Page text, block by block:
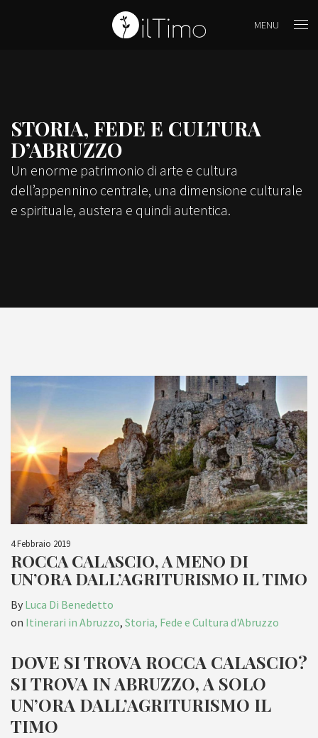
MENU
STORIA, FEDE E CULTURA
D’ABRUZZO
Un enorme patrimonio di arte e cultura
dell’appennino centrale, una dimensione culturale
e spirituale, austera e quindi autentica.
4 Febbraio 2019
ROCCA CALASCIO, A MENO DI
UN’ORA DALL’AGRITURISMO IL TIMO
By Luca Di Benedetto
on Itinerari in Abruzzo, Storia, Fede e Cultura d'Abruzzo
DOVE SI TROVA ROCCA CALASCIO?
SI TROVA IN ABRUZZO, A SOLO
UN’ORA DALL’AGRITURISMO IL
TIMO